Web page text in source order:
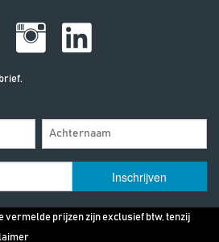
vermelde prijzen zijn exclusief btw, tenzij